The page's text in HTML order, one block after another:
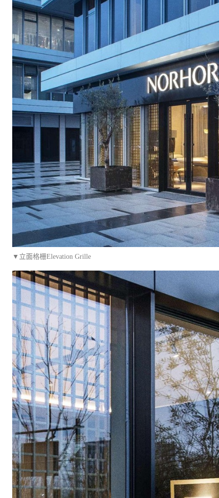
▼立面格栅Elevation Grille